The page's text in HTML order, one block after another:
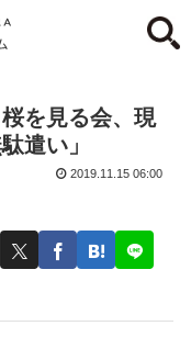
を見る会、現
遣い」
2019.11.15 06:00